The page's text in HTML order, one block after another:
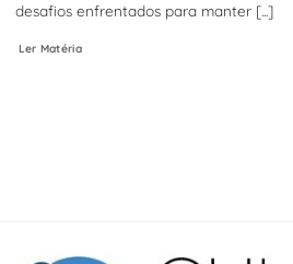
desafios enfrentados para manter [...]
Ler Matéria